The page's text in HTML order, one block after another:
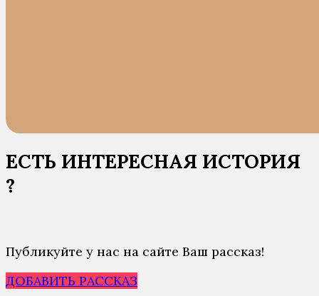
ЕСТЬ ИНТЕРЕСНАЯ ИСТОРИЯ
?
Публикуйте у нас на сайте Ваш рассказ!
ДОБАВИТЬ РАССКАЗ